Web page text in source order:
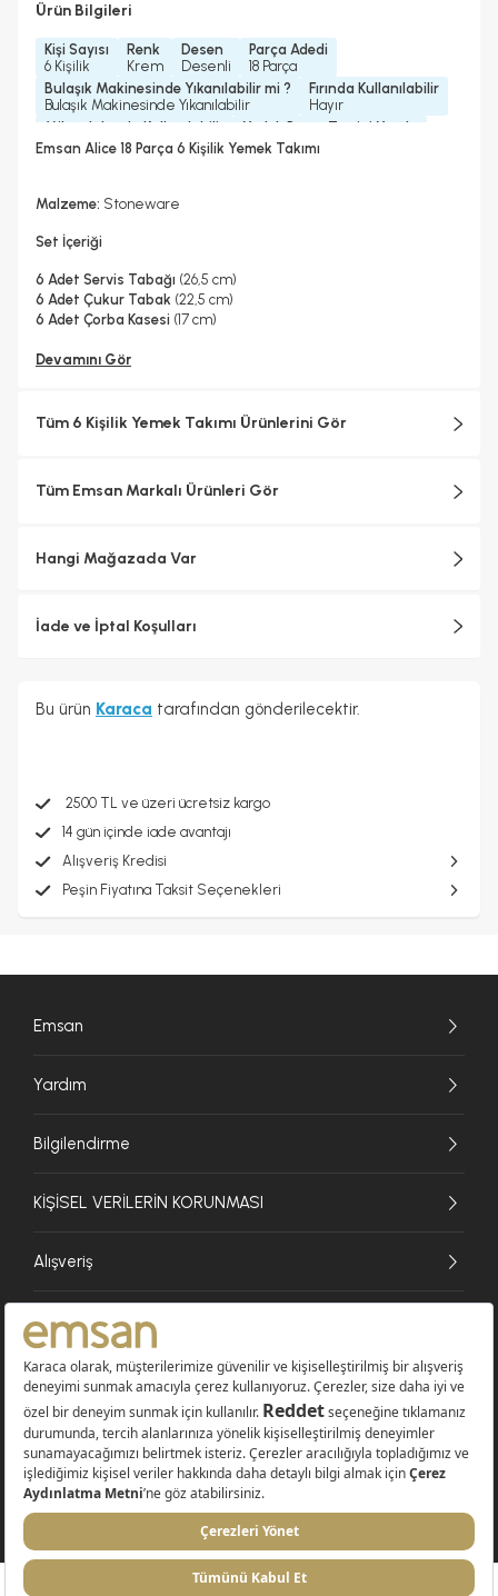
Ürün Bilgileri
Kişi Sayısı
6 Kişilik
Renk
Krem
Desen
Desenli
Parça Adedi
18 Parça
Bulaşık Makinesinde Yıkanılabilir mi ?
Bulaşık Makinesinde Yıkanılabilir
Fırında Kullanılabilir
Hayır
Mikrodalgada Kullanılabilir
Evet
Yedek Parça Temini Yapılır
Evet
Emsan Alice 18 Parça 6 Kişilik Yemek Takımı
Malzeme: Stoneware
Set İçeriği
6 Adet Servis Tabağı (26,5 cm)
6 Adet Çukur Tabak (22,5 cm)
6 Adet Çorba Kasesi (17 cm)
Devamını Gör
Tüm 6 Kişilik Yemek Takımı Ürünlerini Gör
Tüm Emsan Markalı Ürünleri Gör
Hangi Mağazada Var
İade ve İptal Koşulları
Bu ürün Karaca tarafından gönderilecektir.
2500 TL ve üzeri ücretsiz kargo
14 gün içinde iade avantajı
Alışveriş Kredisi
Peşin Fiyatına Taksit Seçenekleri
Emsan
Yardım
Bilgilendirme
KİŞİSEL VERİLERİN KORUNMASI
Alışveriş
© 2026 EMSAN A.Ş. Tüm Hakları Saklıdır